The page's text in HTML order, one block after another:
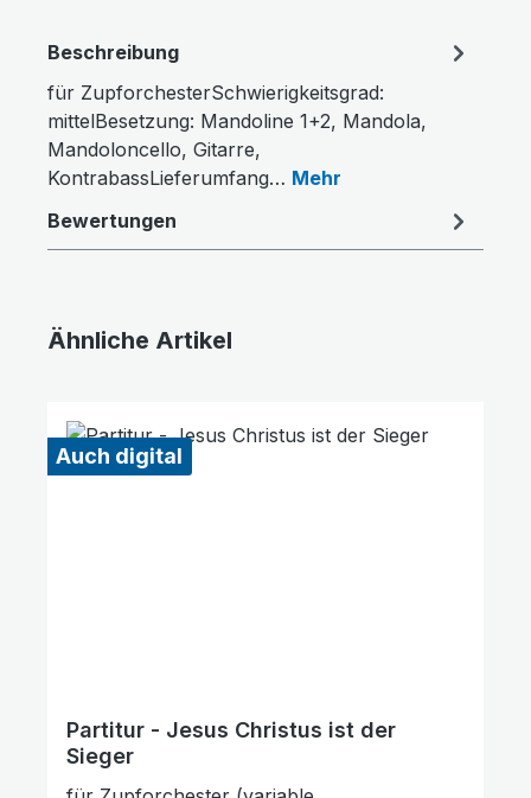
Beschreibung
für ZupforchesterSchwierigkeitsgrad:
mittelBesetzung: Mandoline 1+2, Mandola,
Mandoloncello, Gitarre,
KontrabassLieferumfang… Mehr
Bewertungen
Ähnliche Artikel
Auch digital
Partitur - Jesus Christus ist der
Sieger